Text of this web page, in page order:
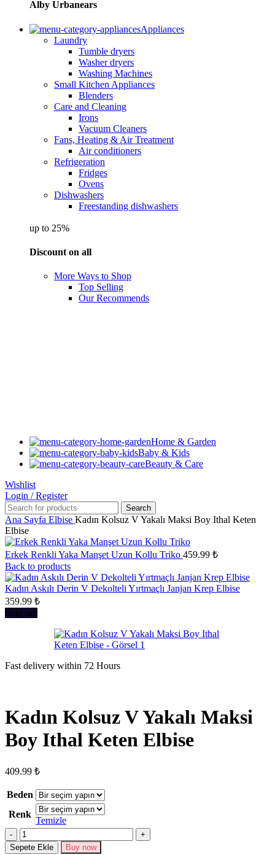
Alby Urbanears
Appliances
Laundry
Tumble dryers
Washer dryers
Washing Machines
Small Kitchen Appliances
Blenders
Care and Cleaning
Irons
Vacuum Cleaners
Fans, Heating & Air Treatment
Air conditioners
Refrigeration
Fridges
Ovens
Dishwashers
Freestanding dishwashers
up to 25%
Discount on all
More Ways to Shop
Top Selling
Our Recommends
Home & Garden
Baby & Kids
Beauty & Care
Wishlist
Login / Register
Search
Ana Sayfa Elbise Kadın Kolsuz V Yakalı Maksi Boy Ithal Keten
Elbise
Erkek Renkli Yaka Manşet Uzun Kollu Triko 459.99 ₺
Back to products
Kadın Askılı Derin V Dekolteli Yırtmaçlı Janjan Krep Elbise
359.99 ₺
Sold out
Fast delivery within 72 Hours
Kadın Kolsuz V Yakalı Maksi
Boy Ithal Keten Elbise
409.99 ₺
Beden
Renk
Temizle
Kadın
Kolsuz
Sepete Ekle Buy now